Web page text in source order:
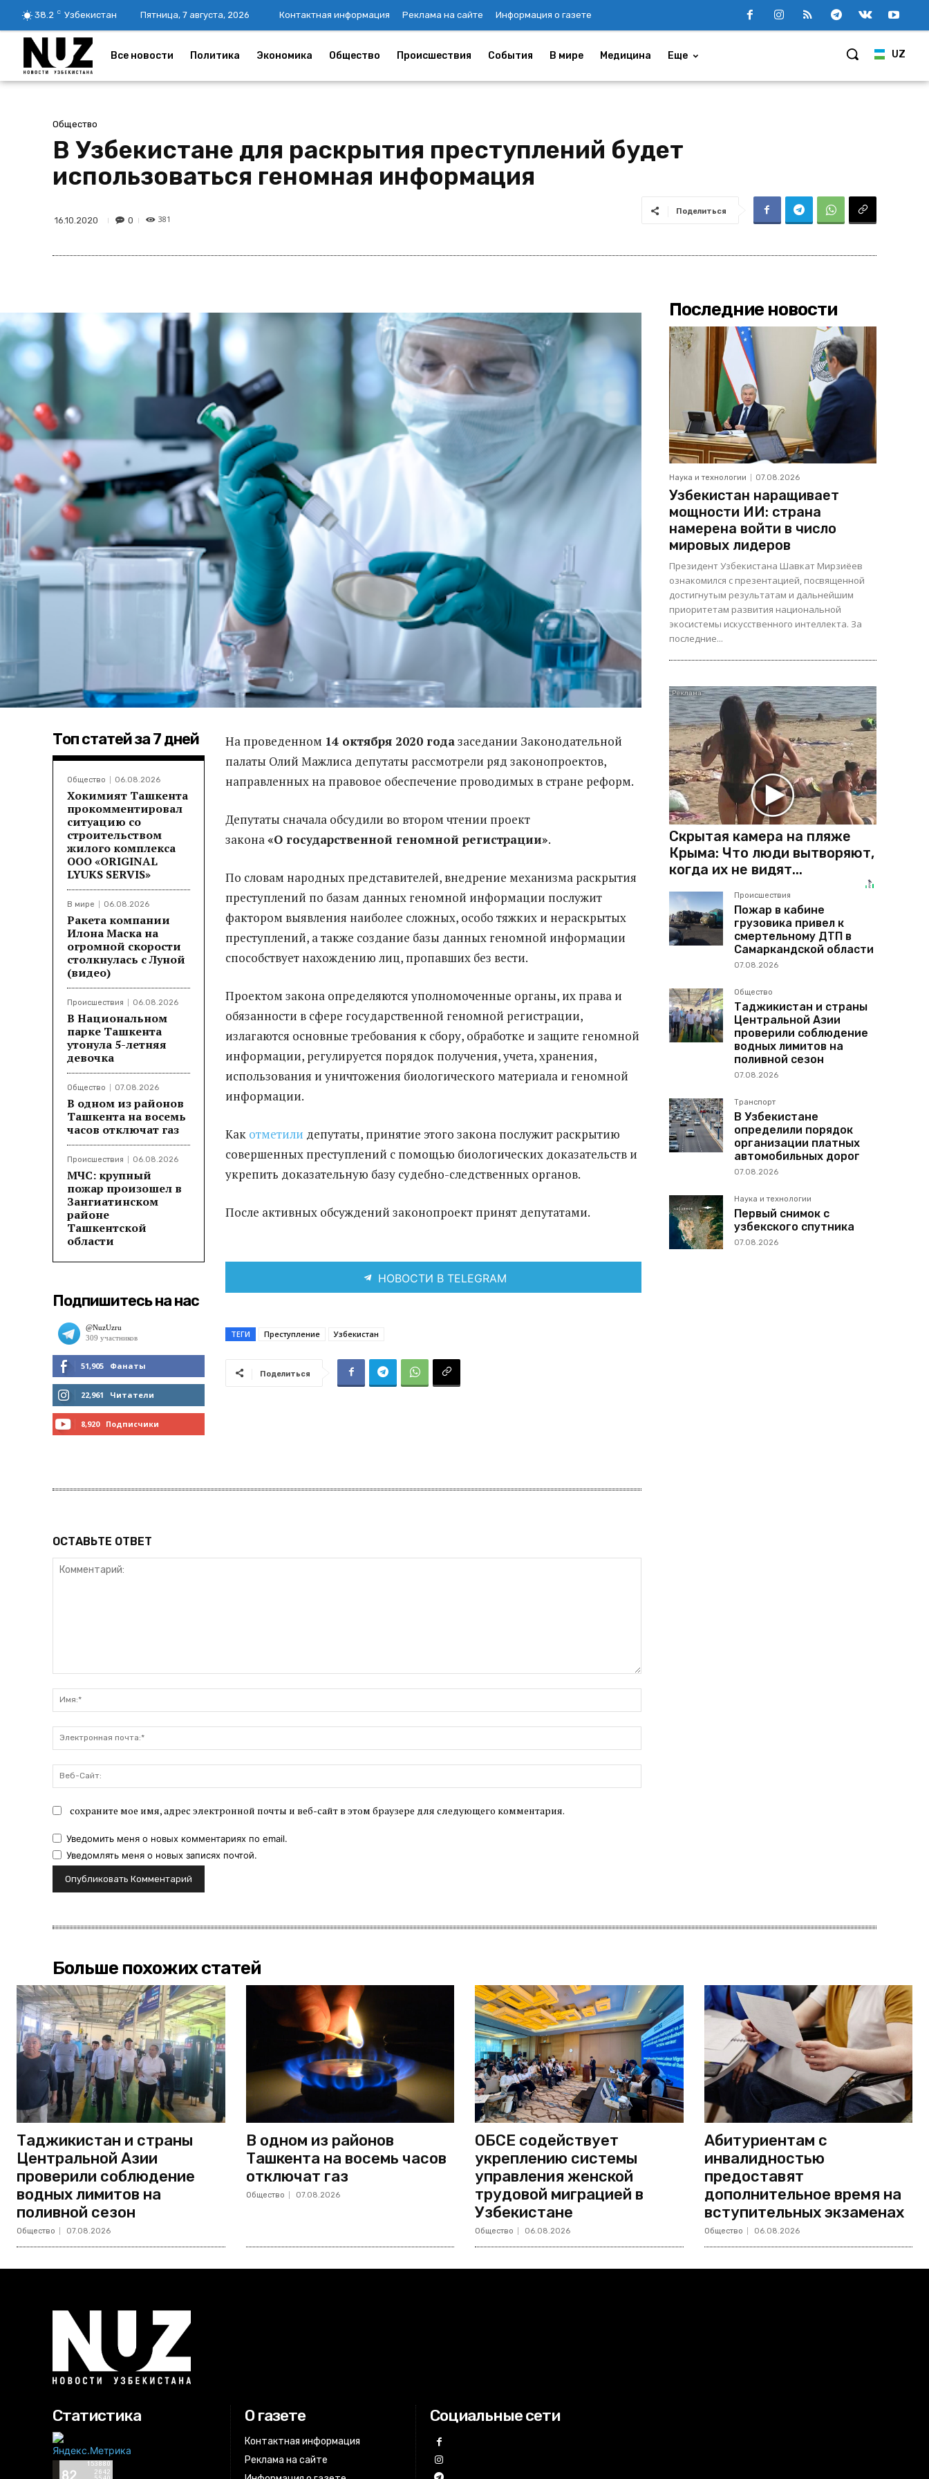
38.2 C Узбекистан Пятница, 7 августа, 2026 Контактная информация Реклама на сайте Информация о газете
UZ
Все новости Политика Экономика Общество Происшествия События В мире Медицина Еще
Общество
В Узбекистане для раскрытия преступлений будет
использоваться геномная информация
16.10.2020 0 381
Поделиться
Топ статей за 7 дней
Общество 06.08.2026
Хокимият Ташкента
прокомментировал
ситуацию со
строительством
жилого комплекса
ООО «ORIGINAL
LYUKS SERVIS»
В мире 06.08.2026
Ракета компании
Илона Маска на
огромной скорости
столкнулась с Луной
(видео)
Происшествия 06.08.2026
В Национальном
парке Ташкента
утонула 5-летняя
девочка
Общество 07.08.2026
В одном из районов
Ташкента на восемь
часов отключат газ
Происшествия 06.08.2026
МЧС: крупный
пожар произошел в
Зангиатинском
районе
Ташкентской
области
Подпишитесь на нас
51,905 Фанаты
МНЕ НРАВИТСЯ
22,961 Читатели
8,920 Подписчики
На проведенном 14 октября 2020 годазаседании Законодательной
палаты Олий Мажлиса депутаты рассмотрели ряд законопроектов,
направленных на правовое обеспечение проводимых в стране реформ.
Депутаты сначала обсудили во втором чтении проект
закона«О государственной геномной регистрации».
По словам народных представителей, внедрение механизма раскрытия
преступлений по базам данных геномной информации послужит
фактором выявления наиболее сложных, особо тяжких и нераскрытых
преступлений, а также создание базы данных геномной информации
способствует нахождению лиц, пропавших без вести.
Проектом закона определяются уполномоченные органы, их права и
обязанности в сфере государственной геномной регистрации,
излагаются основные требования к сбору, обработке и защите геномной
информации, регулируется порядок получения, учета, хранения,
использования и уничтожения биологического материала и геномной
информации.
Как отметили депутаты, принятие этого закона послужит раскрытию
совершенных преступлений с помощью биологических доказательств и
укрепить доказательную базу судебно-следственных органов.
После активных обсуждений законопроект принят депутатами.
НОВОСТИ В TELEGRAM
ТЕГИ Преступление Узбекистан
Поделиться
ОСТАВЬТЕ ОТВЕТ
почта:*
Сайт:
сохраните мое имя, адрес электронной почты и веб-сайт в этом браузере для следующего комментария.
Уведомить меня о новых комментариях по email.
Уведомлять меня о новых записях почтой.
Последние новости
Наука и технологии 07.08.2026
Узбекистан наращивает
мощности ИИ: страна
намерена войти в число
мировых лидеров
Президент Узбекистана Шавкат Мирзиёев
ознакомился с презентацией, посвященной
достигнутым результатам и дальнейшим
приоритетам развития национальной
экосистемы искусственного интеллекта. За
последние...
Скрытая камера на пляже
Крыма: Что люди вытворяют,
когда их не видят...
Происшествия
Пожар в кабине
грузовика привел к
смертельному ДТП в
Самаркандской области
07.08.2026
Общество
Таджикистан и страны
Центральной Азии
проверили соблюдение
водных лимитов на
поливной сезон
07.08.2026
Транспорт
В Узбекистане
определили порядок
организации платных
автомобильных дорог
07.08.2026
Наука и технологии
Первый снимок с
узбекского спутника
07.08.2026
Больше похожих статей
Таджикистан и страны
Центральной Азии
проверили соблюдение
водных лимитов на
поливной сезон
Общество 07.08.2026
В одном из районов
Ташкента на восемь часов
отключат газ
Общество 07.08.2026
ОБСЕ содействует
укреплению системы
управления женской
трудовой миграцией в
Узбекистане
Общество 06.08.2026
Абитуриентам с
инвалидностью
предоставят
дополнительное время на
вступительных экзаменах
Общество 06.08.2026
Статистика О газете
Контактная информация
Реклама на сайте
Социальные сети